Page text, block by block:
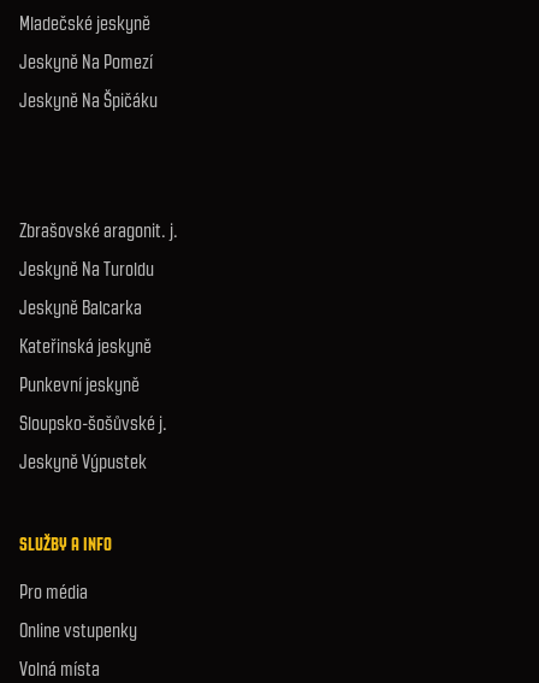
Mladečské jeskyně
Jeskyně Na Pomezí
Jeskyně Na Špičáku
Zbrašovské aragonit. j.
Jeskyně Na Turoldu
Jeskyně Balcarka
Kateřinská jeskyně
Punkevní jeskyně
Sloupsko-šošůvské j.
Jeskyně Výpustek
SLUŽBY A INFO
Pro média
Online vstupenky
Volná místa